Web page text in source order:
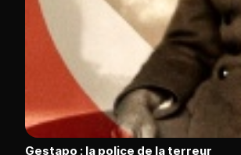
Gestapo : la police de la terreur